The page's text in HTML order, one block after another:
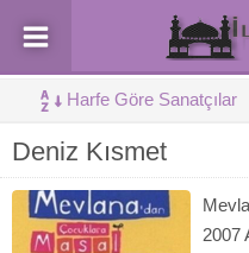
Harfe Göre Sanatçılar
Deniz Kısmet
2007